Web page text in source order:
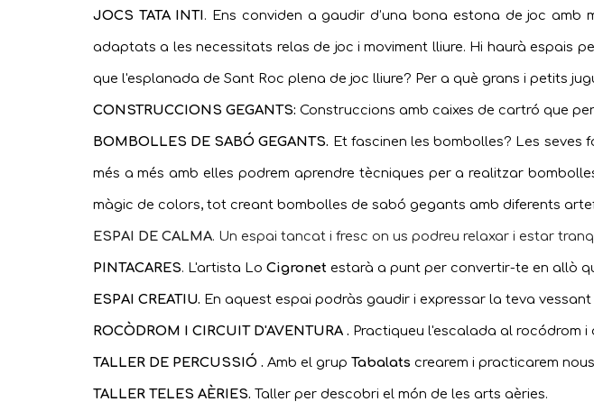
JOCS TATA INTI. Ens conviden a gaudir d’una bona estona de joc
adaptats a les necessitats relas de joc i moviment lliure. Hi haurà espais
que l'esplanada de Sant Roc plena de joc lliure? Per a què grans i petits
CONSTRUCCIONS GEGANTS: Construccions amb caixes de cartró que
BOMBOLLES DE SABÓ GEGANTS. Et fascinen les bombolles? Les seves
més a més amb elles podrem aprendre tècniques per a realitzar
màgic de colors, tot creant bombolles de sabó gegants amb diferents
ESPAI DE CALMA. Un espai tancat i fresc on us podreu relaxar i estar
PINTACARES. L'artista Lo Cigronet estarà a punt per convertir-te en allò
ESPAI CREATIU. En aquest espai podràs gaudir i expressar la teva
ROCÒDROM I CIRCUIT D'AVENTURA . Practiqueu l'escalada al rocódrom
TALLER DE PERCUSSIÓ . Amb el grup Tabalats crearem i practicarem
TALLER TELES AÈRIES. Taller per descobri el món de les arts aèries.